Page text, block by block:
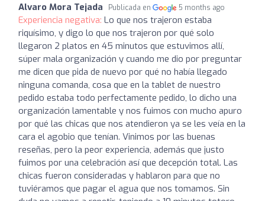
Alvaro Mora Tejada Publicada en 5 months ago
Experiencia negativa: Lo que nos trajeron estaba
riquísimo, y digo lo que nos trajeron por qué solo
llegaron 2 platos en 45 minutos que estuvimos allí,
súper mala organización y cuando me dio por preguntar
me dicen que pida de nuevo por qué no había llegado
ninguna comanda, cosa que en la tablet de nuestro
pedido estaba todo perfectamente pedido, lo dicho una
organización lamentable y nos fuimos con mucho apuro
por qué las chicas que nos atendieron ya se les veía en la
cara el agobio que tenían. Vinimos por las buenas
reseñas, pero la peor experiencia, además que justo
fuimos por una celebración así que decepción total. Las
chicas fueron consideradas y hablaron para que no
tuviéramos que pagar el agua que nos tomamos. Sin